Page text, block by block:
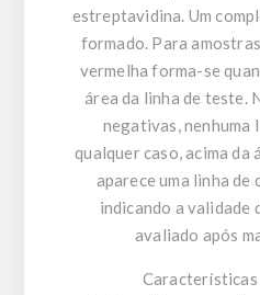
estreptavidina. Um
formado. Para
vermelha forma-se
área da linha de teste.
negativas, nenhuma
qualquer caso, acima da
aparece uma linha
indicando a validade
avaliado após